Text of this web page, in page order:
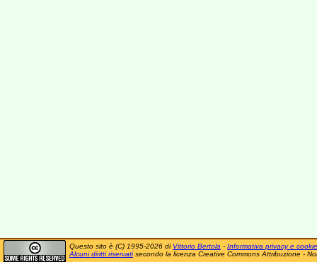
Questo sito è (C) 1995-2026 di Vittorio Bertola - Informativa privacy e cookie
Alcuni diritti riservatisecondo la licenza Creative Commons Attribuzione -